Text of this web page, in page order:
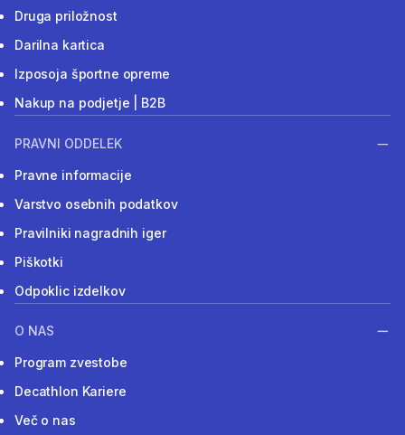
Druga priložnost
Darilna kartica
Izposoja športne opreme
Nakup na podjetje | B2B
PRAVNI ODDELEK
Pravne informacije
Varstvo osebnih podatkov
Pravilniki nagradnih iger
Piškotki
Odpoklic izdelkov
O NAS
Program zvestobe
Decathlon Kariere
Več o nas